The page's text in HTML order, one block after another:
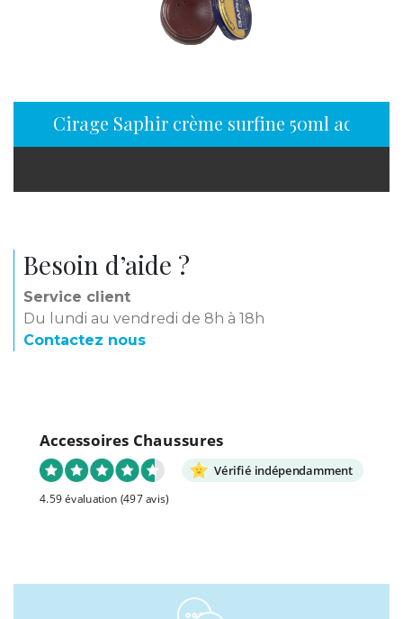
Besoin d’aide ?
Service client
Du lundi au vendredi de 8h à 18h
Contactez nous
Accessoires Chaussures
Vérifié indépendamment
4.59 évaluation (497 avis)
Cirage Saphir crème surfine 50ml acajou